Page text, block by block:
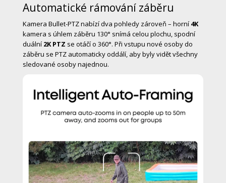
Automatické rámování záběru
Kamera Bullet-PTZ nabízí dva pohledy zároveň – horní 4K
kamera s úhlem záběru 130° snímá celou plochu, spodní
duální 2K PTZ se otáčí o 360°. Při vstupu nové osoby do
záběru se PTZ automaticky oddálí, aby byly vidět všechny
sledované osoby najednou.